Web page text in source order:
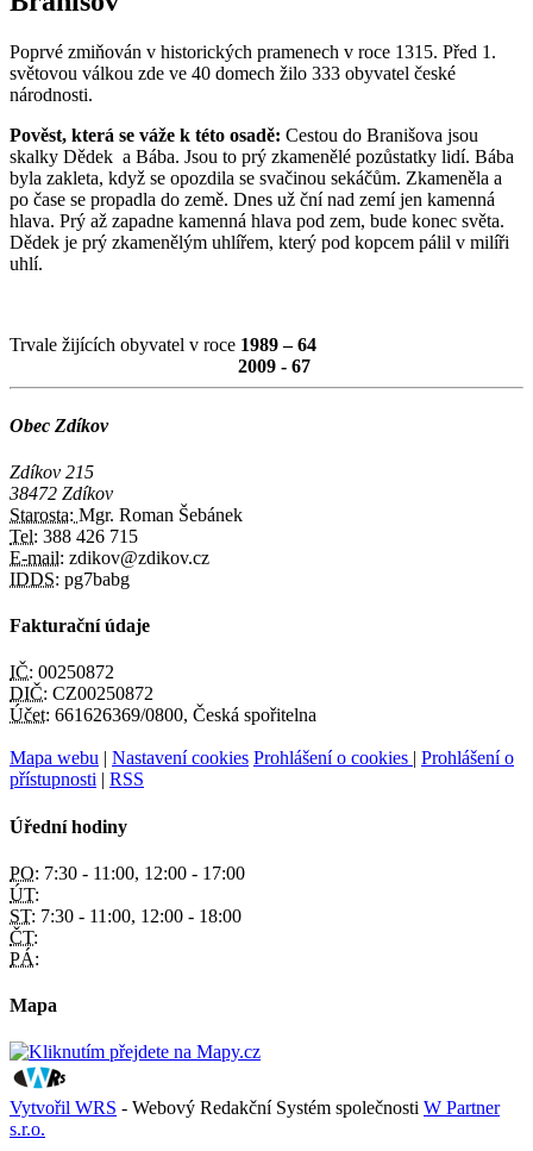
Poprvé zmiňován v historických pramenech v roce 1315. Před 1.
světovou válkou zde ve 40 domech žilo 333 obyvatel české
národnosti.
Pověst, která se váže k této osadě: Cestou do Branišova jsou
skalky Dědek a Bába. Jsou to prý zkamenělé pozůstatky lidí. Bába
byla zakleta, když se opozdila se svačinou sekáčům. Zkameněla a
po čase se propadla do země. Dnes už ční nad zemí jen kamenná
hlava. Prý až zapadne kamenná hlava pod zem, bude konec světa.
Dědek je prý zkamenělým uhlířem, který pod kopcem pálil v milíři
uhlí.
Trvale žijících obyvatel v roce 1989 – 64
2009 - 67
Obec Zdíkov
Zdíkov 215
38472 Zdíkov
Starosta: Mgr. Roman Šebánek
Tel: 388 426 715
E-mail: zdikov@zdikov.cz
IDDS: pg7babg
Fakturační údaje
IČ: 00250872
DIČ: CZ00250872
Účet: 661626369/0800, Česká spořitelna
Mapa webu | Nastavení cookies Prohlášení o cookies | Prohlášení o
přístupnosti | RSS
Úřední hodiny
PO: 7:30 - 11:00, 12:00 - 17:00
ÚT:
ST: 7:30 - 11:00, 12:00 - 18:00
ČT:
PÁ:
Mapa
Vytvořil WRS - Webový Redakční Systém společnosti W Partner
s.r.o.